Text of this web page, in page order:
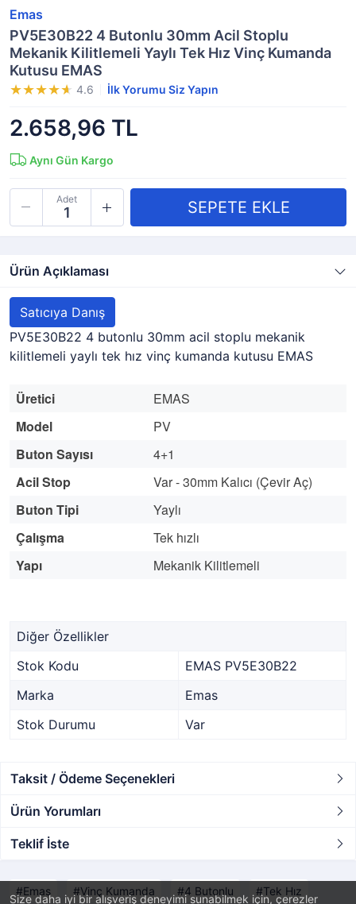
Size daha iyi bir alışveriş deneyimi sunabilmek için, çerezler
Emas
PV5E30B22 4 Butonlu 30mm Acil Stoplu
Mekanik Kilitlemeli Yaylı Tek Hız Vinç Kumanda
Kutusu EMAS
4.6 İlk Yorumu Siz Yapın
2.658,96 TL
Aynı Gün Kargo
Adet
Ürün Açıklaması
Satıcıya Danış
PV5E30B22 4 butonlu 30mm acil stoplu mekanik
kilitlemeli yaylı tek hız vinç kumanda kutusu EMAS
Üretici
EMAS
Model
PV
Buton Sayısı
4+1
Acil Stop
Var - 30mm Kalıcı (Çevir Aç)
Buton Tipi
Yaylı
Çalışma
Tek hızlı
Yapı
Mekanik Kilitlemeli
Diğer Özellikler
Stok Kodu
EMAS PV5E30B22
Marka
Emas
Stok Durumu
Var
Taksit / Ödeme Seçenekleri
Ürün Yorumları
Teklif İste
Emas Vinç Kumanda 4 Butonlu Tek Hız